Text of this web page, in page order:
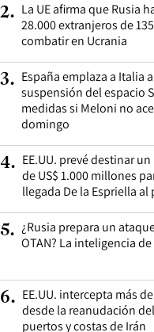
2. La UE afirma que Rusia
28.000 extranjeros de
combatir en Ucrania
3. España emplaza a Italia
suspensión del espacio
medidas si Meloni no
domingo
4. EE.UU. prevé destinar
de US$ 1.000 millones
llegada De la Espriella al
5. ¿Rusia prepara un
OTAN? La inteligencia de
6. EE.UU. intercepta más
desde la reanudación
puertos y costas de Irán